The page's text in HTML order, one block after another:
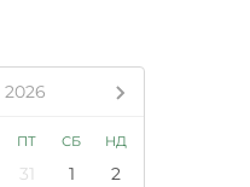
2026
ПТ СБ НД
31 1
2